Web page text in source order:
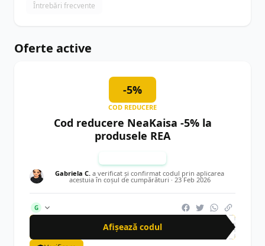
Întrebări frecvente
Oferte active
-5%
COD REDUCERE
Cod reducere NeaKaisa -5% la
produsele REA
Gabriela C. a verificat și confirmat codul prin aplicarea
acestuia în coșul de cumpărături · 23 Feb 2026
G
Afișează codul REA